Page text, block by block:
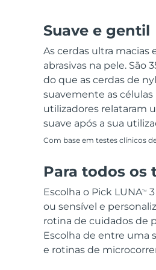
Suave e gentil
As cerdas ultra macias
abrasivas na pele. São
do que as cerdas de
suavemente as células
utilizadores relataram
suave após a sua
Com base em testes clínicos
Para todos os
Escolha o Pick LUNATM
ou sensível e
rotina de cuidados de
Escolha de entre uma
e rotinas de